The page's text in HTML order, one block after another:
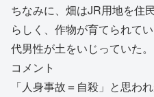
ちなみに、畑はJR用地を住
らしく、作物が育てられて
代男性が土をいじっていた。
コメント
「人身事故＝自殺」と思わ